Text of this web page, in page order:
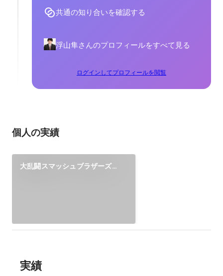
共通の知り合いを確認する
浮山隼さんのプロフィールをすべて見る
ログインしてプロフィールを閲覧
個人の実績
大乱闘スマッシュブラザーズ
実績